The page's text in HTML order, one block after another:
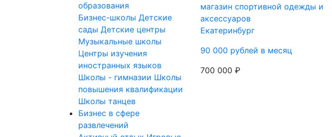
образования
Бизнес-школы Детские
сады Детские центры
Музыкальные школы
Центры изучения
иностранных языков
Школы - гимназии Школы
повышения квалификации
Школы танцев
Бизнес в сфере
развлечений
магазин спортивной одежды и
аксессуаров
Екатеринбург
90 000 рублей в месяц
700 000 ₽